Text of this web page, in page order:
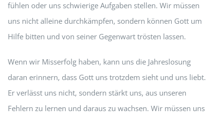
fühlen oder uns schwierige Aufgaben stellen. Wir müssen
uns nicht alleine durchkämpfen, sondern können Gott um
Hilfe bitten und von seiner Gegenwart trösten lassen.
Wenn wir Misserfolg haben, kann uns die Jahreslosung
daran erinnern, dass Gott uns trotzdem sieht und uns liebt.
Er verlässt uns nicht, sondern stärkt uns, aus unseren
Fehlern zu lernen und daraus zu wachsen. Wir müssen uns